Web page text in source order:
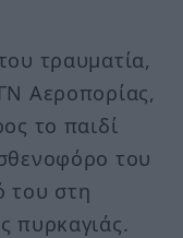
τραυματία,
Αεροπορίας,
το παιδί
του
του στη
πυρκαγιάς.